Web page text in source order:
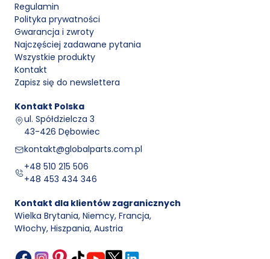
Regulamin
Polityka prywatności
Gwarancja i zwroty
Najczęściej zadawane pytania
Wszystkie produkty
Kontakt
Zapisz się do newslettera
Kontakt Polska
ul. Spółdzielcza 3
43-426 Dębowiec
kontakt@globalparts.com.pl
+48 510 215 506
+48 453 434 346
Kontakt dla klientów zagranicznych
Wielka Brytania, Niemcy, Francja,
Włochy, Hiszpania, Austria